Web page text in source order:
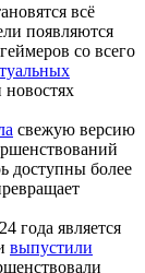
всё
появляются
со всего
новостях
свежую версию
доступны более
года является
выпустили